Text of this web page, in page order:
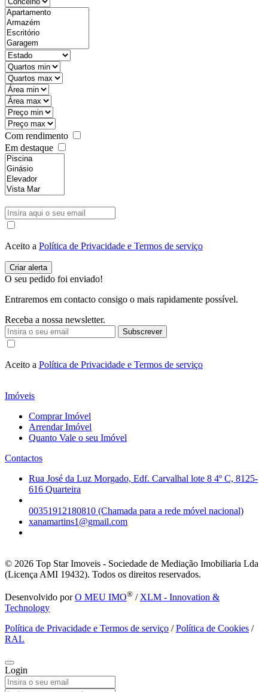
Com rendimento
Em destaque
Aceito a Política de Privacidade e Termos de serviço
O seu pedido foi enviado!
Entraremos em contacto consigo o mais rapidamente possível.
Receba a nossa newsletter.
Subscrever
Aceito a Política de Privacidade e Termos de serviço
Imóveis
Comprar Imóvel
Arrendar Imóvel
Quanto Vale o seu Imóvel
Contactos
Rua José da Luz Morgado, Edf. Carvalhal lote 8 4º C, 8125-
616 Quarteira
00351912180810 (Chamada para a rede móvel nacional)
xanamartins1@gmail.com
© 2026 Top Star Imoveis - Sociedade de Mediação Imobiliaria Lda
(Licença AMI 19432). Todos os direitos reservados.
Desenvolvido porO MEU IMO® / XLM - Innovation &
Technology
Política de Privacidade e Termos de serviço /Política de Cookies /
RAL
Login